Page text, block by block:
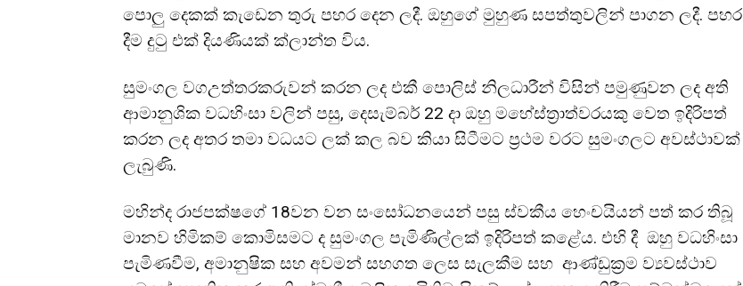
පොලු දෙකක් කැඩෙන තුරු පහර දෙන ලදී. ඔහුගේ මුහුණ සපත්තුවලින් පාගන ලදී. පහර
දීම දුටු එක් දියණියක් ක්ලාන්ත විය.
සුමංගල වගඋත්තරකරුවන් කරන ලද එකී පොලිස් නිලධාරීන් විසින් පමුණුවන ලද අති
ආමානුශික වධහිංසා වලින් පසු, දෙසැම්බර් 22 දා ඔහු මහේස්ත්‍රාත්වරයකු වෙත ඉදිරිපත්
කරන ලද අතර තමා වධයට ලක් කල බව කියා සිටීමට ප්‍රථම වරට සුමංගලට අවස්ථාවක්
ලැබුණි.
මහින්ද රාජපක්ෂගේ 18වන වන සංසෝධනයෙන් පසු ස්වකීය හෙංචයියන් පත් කර තිබූ
මානව හිමිකම් කොමිසමට ද සුමංගල පැමිණිල්ලක් ඉදිරිපත් කළේය. එහි දී ඔහු වධහිංසා
පැමිණවීම, අමානුෂික සහ අවමන් සහගත ලෙස සැලකීම සහ ආණ්ඩුක්‍රම ව්‍යවස්ථාව